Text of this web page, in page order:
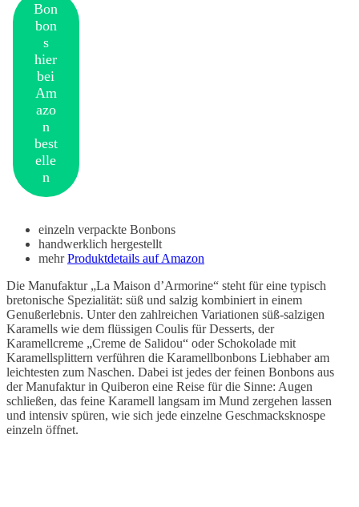
Bon
bon
s
hier
bei
Am
azo
n
best
elle
n
einzeln verpackte Bonbons
handwerklich hergestellt
mehrProduktdetails auf Amazon
Die Manufaktur „La Maison d’Armorine“ steht für eine typisch
bretonische Spezialität: süß und salzig kombiniert in einem
Genußerlebnis. Unter den zahlreichen Variationen süß-salzigen
Karamells wie dem flüssigen Coulis für Desserts, der
Karamellcreme „Creme de Salidou“ oder Schokolade mit
Karamellsplittern verführen die Karamellbonbons Liebhaber am
leichtesten zum Naschen. Dabei ist jedes der feinen Bonbons aus
der Manufaktur in Quiberon eine Reise für die Sinne: Augen
schließen, das feine Karamell langsam im Mund zergehen lassen
und intensiv spüren, wie sich jede einzelne Geschmacksknospe
einzeln öffnet.